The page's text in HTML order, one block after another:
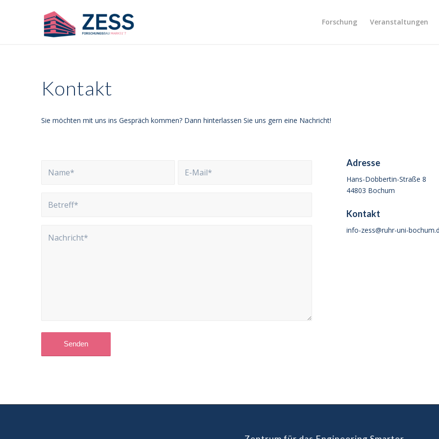
Forschung Veranstaltungen
Kontakt
Sie möchten mit uns ins Gespräch kommen? Dann hinterlassen Sie uns gern eine Nachricht!
Adresse
Hans-Dobbertin-Straße 8
44803 Bochum
Kontakt
info-zess@ruhr-uni-